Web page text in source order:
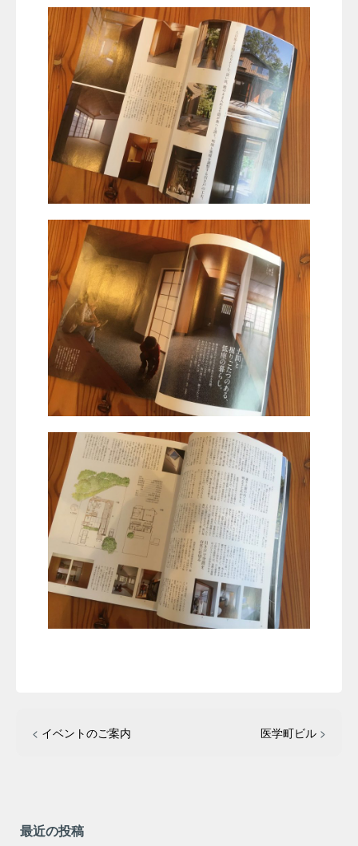
< イベントのご案内 医学町ビル >
最近の投稿